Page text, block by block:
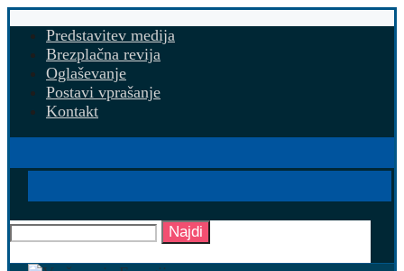
Predstavitev medija
Brezplačna revija
Oglaševanje
Postavi vprašanje
Kontakt
Najdi